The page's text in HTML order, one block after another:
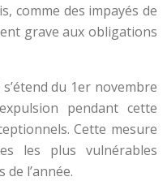
comme des impayés de
grave aux obligations
du 1er novembre
pendant cette
Cette mesure
les plus vulnérables
l’année.